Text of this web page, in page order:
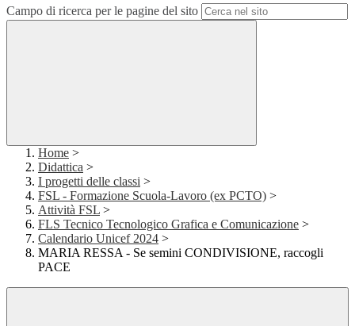
Campo di ricerca per le pagine del sito
Home >
Didattica >
I progetti delle classi >
FSL - Formazione Scuola-Lavoro (ex PCTO) >
Attività FSL >
FLS Tecnico Tecnologico Grafica e Comunicazione >
Calendario Unicef 2024 >
MARIA RESSA - Se semini CONDIVISIONE, raccogli
PACE